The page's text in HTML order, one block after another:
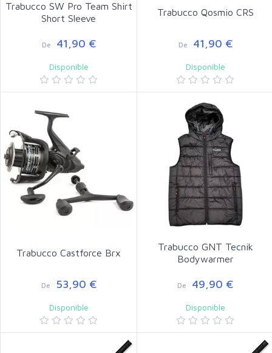
Trabucco SW Pro Team Shirt
Short Sleeve
De 41,90 €
Disponible
Trabucco Qosmio CRS
De 41,90 €
Disponible
Trabucco Castforce Brx
De 53,90 €
Disponible
Trabucco GNT Tecnik
Bodywarmer
De 49,90 €
Disponible